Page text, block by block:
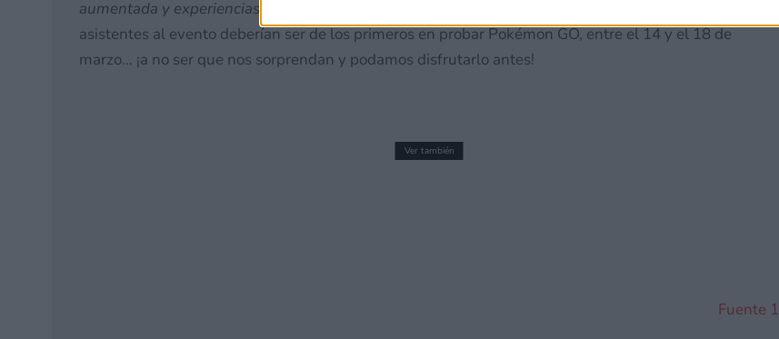
aumentada y experiencias de juego móviles de mundo real
asistentes al evento deberían ser de los primeros en probar Pokémon GO, entre el 14 y el 18 de
marzo… ¡a no ser que nos sorprendan y podamos disfrutarlo antes!
Ver también
Fuente 1